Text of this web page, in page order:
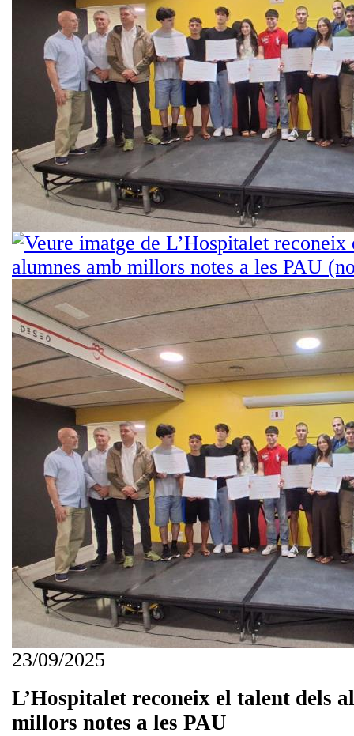
23/09/2025
L’Hospitalet reconeix el talent dels
millors notes a les PAU